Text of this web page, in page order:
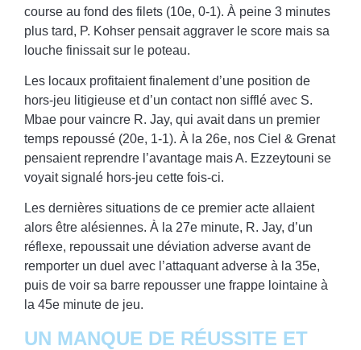
course au fond des filets (10e, 0-1). À peine 3 minutes
plus tard, P. Kohser pensait aggraver le score mais sa
louche finissait sur le poteau.
Les locaux profitaient finalement d’une position de
hors-jeu litigieuse et d’un contact non sifflé avec S.
Mbae pour vaincre R. Jay, qui avait dans un premier
temps repoussé (20e, 1-1). À la 26e, nos Ciel & Grenat
pensaient reprendre l’avantage mais A. Ezzeytouni se
voyait signalé hors-jeu cette fois-ci.
Les dernières situations de ce premier acte allaient
alors être alésiennes. À la 27e minute, R. Jay, d’un
réflexe, repoussait une déviation adverse avant de
remporter un duel avec l’attaquant adverse à la 35e,
puis de voir sa barre repousser une frappe lointaine à
la 45e minute de jeu.
UN MANQUE DE RÉUSSITE ET